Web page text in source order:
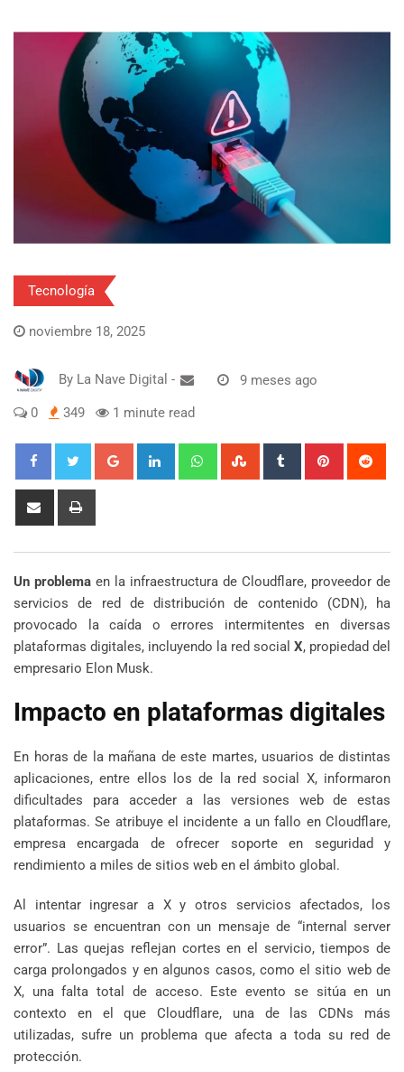
Tecnología
noviembre 18, 2025
By La Nave Digital - 9 meses ago
0 349 1 minute read
Google+ LinkedIn WhatsappStumbleUpon
Tumblr Pinterest
Share
Un problema en la infraestructura de Cloudflare, proveedor de
servicios de red de distribución de contenido (CDN), ha
provocado la caída o errores intermitentes en diversas
plataformas digitales, incluyendo la red social X, propiedad del
empresario Elon Musk.
Impacto en plataformas digitales
En horas de la mañana de este martes, usuarios de distintas
aplicaciones, entre ellos los de la red social X, informaron
dificultades para acceder a las versiones web de estas
plataformas. Se atribuye el incidente a un fallo en Cloudflare,
empresa encargada de ofrecer soporte en seguridad y
rendimiento a miles de sitios web en el ámbito global.
Al intentar ingresar a X y otros servicios afectados, los
usuarios se encuentran con un mensaje de “internal server
error”. Las quejas reflejan cortes en el servicio, tiempos de
carga prolongados y en algunos casos, como el sitio web de
X, una falta total de acceso. Este evento se sitúa en un
contexto en el que Cloudflare, una de las CDNs más
utilizadas, sufre un problema que afecta a toda su red de
protección.